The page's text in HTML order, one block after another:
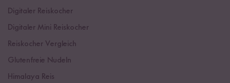
Digitaler Reiskocher
Digitaler Mini Reiskocher
Reiskocher Vergleich
Glutenfreie Nudeln
Himalaya Reis